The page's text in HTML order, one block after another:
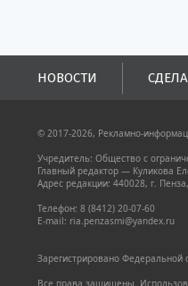
НОВОСТИ
© 2017-2026, Рекламно-
Учредитель: Общество с
Главный редактор — Куликова
Адрес редакции: 440028, г.
Телефон: 8 (8412) 20-07-60
E-mail: ria.penzasmi@yandex.ru
Зарегистрировано